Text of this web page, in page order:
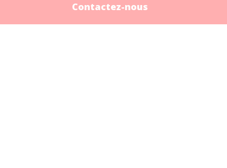
Contactez-nous
Contactez-nous